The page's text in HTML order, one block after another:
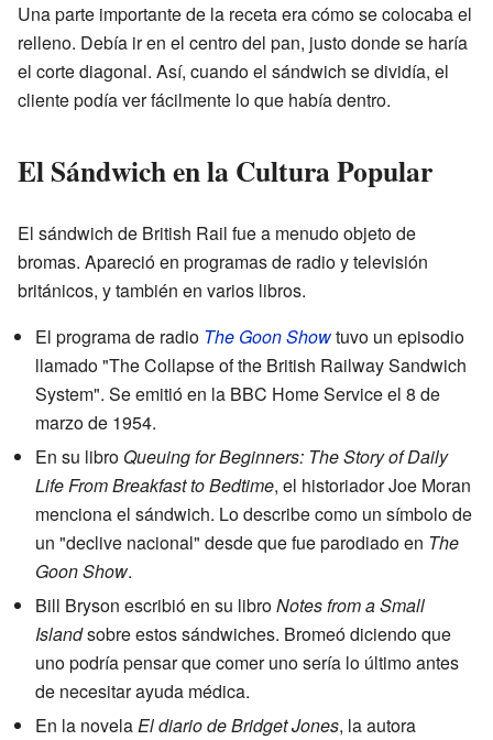
Una parte importante de la receta era cómo se colocaba el
relleno. Debía ir en el centro del pan, justo donde se haría
el corte diagonal. Así, cuando el sándwich se dividía, el
cliente podía ver fácilmente lo que había dentro.
El Sándwich en la Cultura Popular
El sándwich de British Rail fue a menudo objeto de
bromas. Apareció en programas de radio y televisión
británicos, y también en varios libros.
El programa de radio The Goon Showtuvo un episodio
llamado "The Collapse of the British Railway Sandwich
System". Se emitió en la BBC Home Service el 8 de
marzo de 1954.
En su libro Queuing for Beginners: The Story of Daily
Life From Breakfast to Bedtime, el historiador Joe Moran
menciona el sándwich. Lo describe como un símbolo de
un "declive nacional" desde que fue parodiado en The
Goon Show.
Bill Bryson escribió en su libroNotes from a Small
Islandsobre estos sándwiches. Bromeó diciendo que
uno podría pensar que comer uno sería lo último antes
de necesitar ayuda médica.
En la novelaEl diario de Bridget Jones, la autora